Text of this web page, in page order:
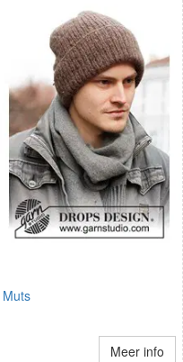
Muts
Meer info